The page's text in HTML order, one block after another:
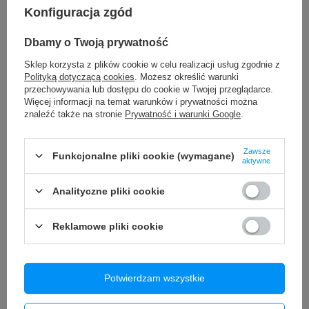
TO MOŻE CIĘ ZAINTERESOWAĆ
Bateria do Apple iPhone 14 Pro 3410mAh możliwość
przepisania BEZ KOMUNIKATU
79,90 zł / szt.
Zestaw narzędzi serwisowych Premium iPhone 5 6 7 8 X XS 11
19,99 zł / szt.
Interfejs diagnostyczny Vgate iCar2 ELM327 OBD2 PL
Bluetooth JĘZYK POLSKI
69,90 zł / szt.
45,00 zł / szt.
Bezprzewodowy Adapter Tradebit TB CUBE USB-C CarPlay /
Android Auto Czarny
Konfiguracja zgód
Dbamy o Twoją prywatność
Sklep korzysta z plików cookie w celu realizacji usług zgodnie z
Polityką dotyczącą cookies . Możesz określić warunki
przechowywania lub dostępu do cookie w Twojej przeglądarce.
Więcej informacji na temat warunków i prywatności można
znaleźć także na stronie Prywatność i warunki Google
Funkcjonalne pliki cookie (wymagane)
Zawsze
aktywne
Analityczne pliki cookie
Reklamowe pliki cookie
Potwierdzam wszystkie